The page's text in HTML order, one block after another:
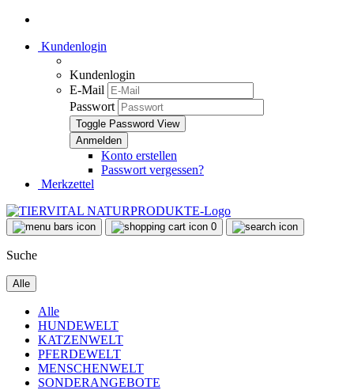
Kundenlogin
Kundenlogin
E-Mail
Passwort
Toggle Password View
Konto erstellen
Passwort vergessen?
Merkzettel
0
Suche
Alle
Alle
HUNDEWELT
KATZENWELT
PFERDEWELT
MENSCHENWELT
SONDERANGEBOTE